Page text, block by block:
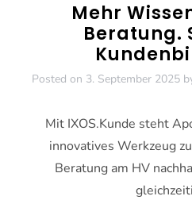
Mehr
Beratung.
Posted on 3. September 2025
Mit IXOS.Kunde steht
innovatives Werkzeug
Beratung am HV